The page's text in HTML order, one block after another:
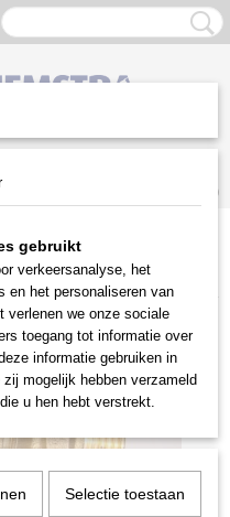
(0)
gebruikt
verkeersanalyse, het
en het personaliseren van
verlenen we onze sociale
toegang tot informatie over
informatie gebruiken in
mogelijk hebben verzameld
u hen hebt verstrekt.
Selectie toestaan